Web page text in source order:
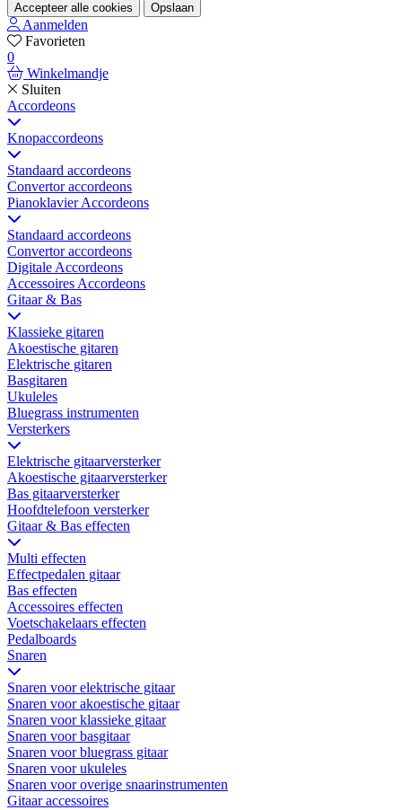
Accepteer alle cookies Opslaan
Aanmelden
Favorieten
0
Winkelmandje
Sluiten
Accordeons
Knopaccordeons
Standaard accordeons
Convertor accordeons
Pianoklavier Accordeons
Standaard accordeons
Convertor accordeons
Digitale Accordeons
Accessoires Accordeons
Gitaar & Bas
Klassieke gitaren
Akoestische gitaren
Elektrische gitaren
Basgitaren
Ukuleles
Bluegrass instrumenten
Versterkers
Elektrische gitaarversterker
Akoestische gitaarversterker
Bas gitaarversterker
Hoofdtelefoon versterker
Gitaar & Bas effecten
Multi effecten
Effectpedalen gitaar
Bas effecten
Accessoires effecten
Voetschakelaars effecten
Pedalboards
Snaren
Snaren voor elektrische gitaar
Snaren voor akoestische gitaar
Snaren voor klassieke gitaar
Snaren voor basgitaar
Snaren voor bluegrass gitaar
Snaren voor ukuleles
Snaren voor overige snaarinstrumenten
Gitaar accessoires